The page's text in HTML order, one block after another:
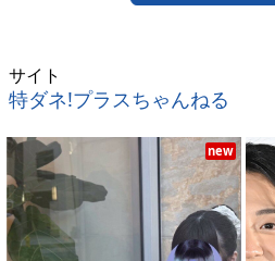
サイト
特ダネ!プラスちゃんねる
new